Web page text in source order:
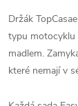
Držák
typu motocyklu
madlem.
které nemají v